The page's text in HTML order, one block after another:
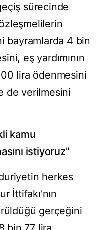
sürecinde
bayramlarda 4 bin
eş yardımının
lira ödenmesini
de verilmesini
kamu
istiyoruz"
herkes
İttifakı'nın
gerçeğini